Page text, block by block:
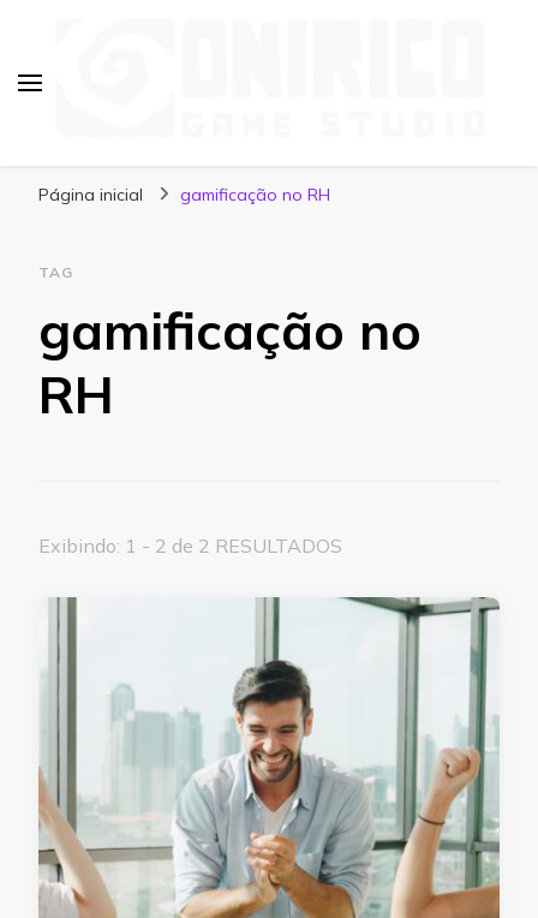
Página inicial gamificação no RH
TAG
gamificação no
RH
Exibindo: 1 - 2 de 2 RESULTADOS